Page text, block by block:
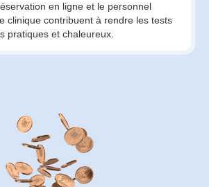
en ligne et le personnel
clinique contribuent à rendre les tests
pratiques et chaleureux.